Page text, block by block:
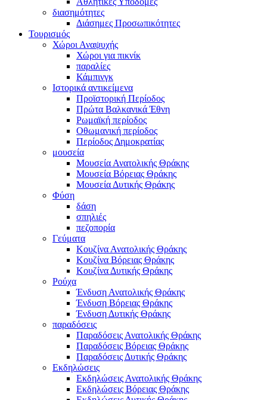
διασημότητες
Διάσημες Προσωπικότητες
Τουρισμός
Χώροι Αναψυχής
Χώροι για πικνίκ
παραλίες
Κάμπινγκ
Ιστορικά αντικείμενα
Προϊστορική Περίοδος
Πρώτα Βαλκανικά Έθνη
Ρωμαϊκή περίοδος
Οθωμανική περίοδος
Περίοδος Δημοκρατίας
μουσεία
Μουσεία Ανατολικής Θράκης
Μουσεία Βόρειας Θράκης
Μουσεία Δυτικής Θράκης
Φύση
δάση
σπηλιές
πεζοπορία
Γεύματα
Κουζίνα Ανατολικής Θράκης
Κουζίνα Βόρειας Θράκης
Κουζίνα Δυτικής Θράκης
Ρούχα
Ένδυση Ανατολικής Θράκης
Ένδυση Βόρειας Θράκης
Ένδυση Δυτικής Θράκης
παραδόσεις
Παραδόσεις Ανατολικής Θράκης
Παραδόσεις Βόρειας Θράκης
Παραδόσεις Δυτικής Θράκης
Εκδηλώσεις
Εκδηλώσεις Ανατολικής Θράκης
Εκδηλώσεις Βόρειας Θράκης